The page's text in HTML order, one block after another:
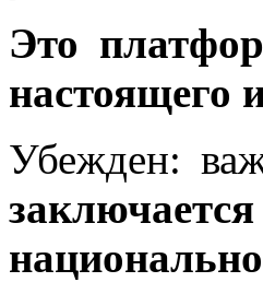
Это
настоящего
Убежден: